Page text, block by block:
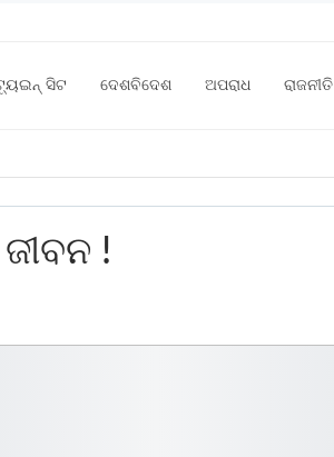
ସିଟ ଦେଶବିଦେଶ ଅପରାଧ ରାଜନୀତି
!